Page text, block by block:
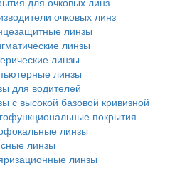
очковых линз
линзы
линзы
линзы
линзы
для водителей
с высокой базовой кривизной
покрытия
линзы
линзы
линзы